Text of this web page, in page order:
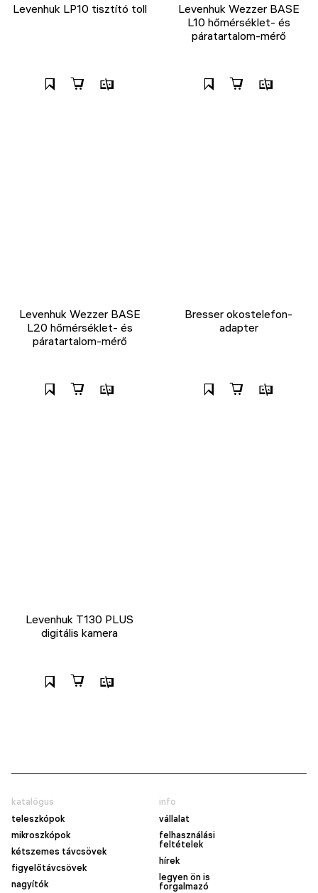
Levenhuk LP10 tisztító toll
Levenhuk Wezzer BASE
L10 hőmérséklet- és
páratartalom-mérő
Levenhuk Wezzer BASE
L20 hőmérséklet- és
páratartalom-mérő
Bresser okostelefon-
adapter
Levenhuk T130 PLUS
digitális kamera
katalógus
teleszkópok
mikroszkópok
kétszemes távcsövek
figyelőtávcsövek
nagyítók
info
vállalat
felhasználási
feltételek
hírek
legyen ön is
forgalmazó